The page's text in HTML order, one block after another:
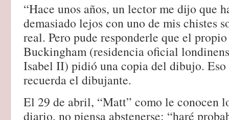
“Hace unos años, un lector me dijo que
demasiado lejos con uno de mis chistes
real. Pero pude responderle que el
Buckingham (residencia oficial
Isabel II) pidió una copia del dibujo.
recuerda el dibujante.
El 29 de abril, “Matt” como le conocen
diario, no piensa abstenerse: “haré